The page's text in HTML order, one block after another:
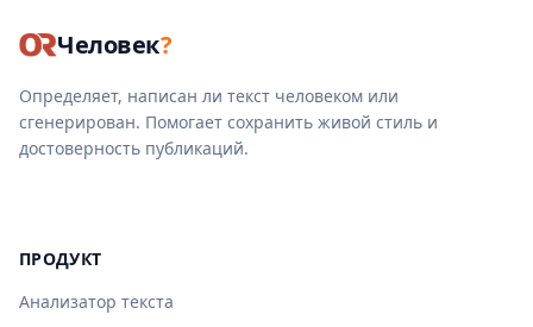
Человек?
Определяет, написан ли текст человеком или
сгенерирован. Помогает сохранить живой стиль и
достоверность публикаций.
ПРОДУКТ
Анализатор текста